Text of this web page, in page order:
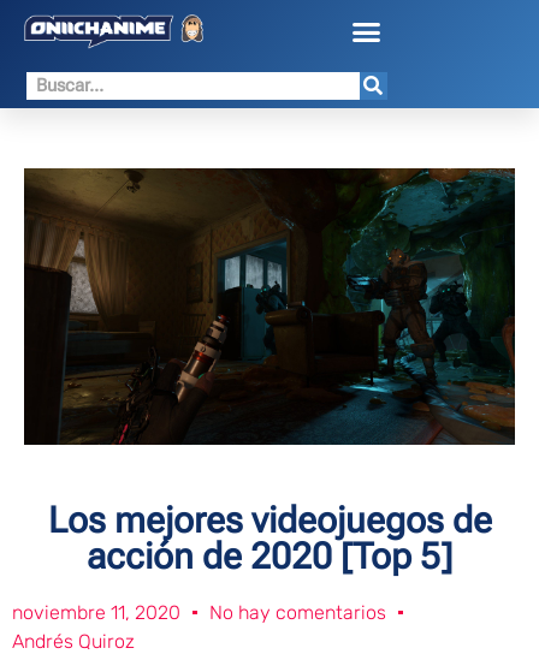
Los mejores videojuegos de
acción de 2020 [Top 5]
noviembre 11, 2020
No hay comentarios
Andrés Quiroz